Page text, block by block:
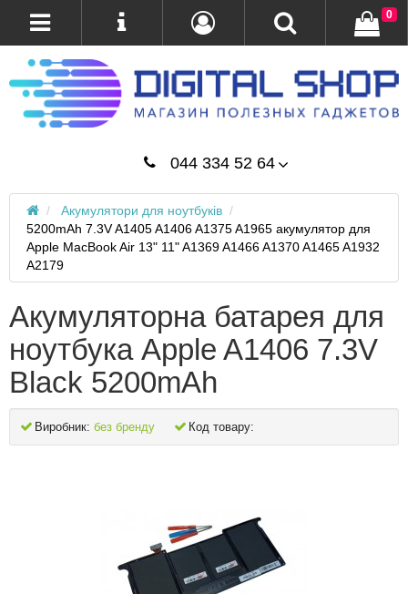
044 334 52 64
0
Акумулятори для ноутбуків
5200mAh 7.3V A1405 A1406 A1375 A1965 акумулятор для
Apple MacBook Air 13" 11" A1369 A1466 A1370 A1465 A1932
A2179
Акумуляторна батарея для
ноутбука Apple A1406 7.3V
Black 5200mAh
Виробник: без бренду Код товару: